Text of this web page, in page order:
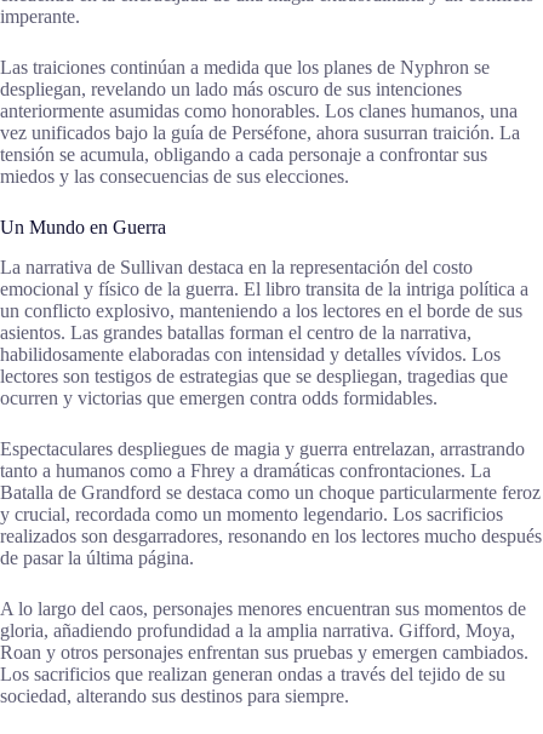
imperante.
Las traiciones continúan a medida que los planes de Nyphron se
despliegan, revelando un lado más oscuro de sus intenciones
anteriormente asumidas como honorables. Los clanes humanos, una
vez unificados bajo la guía de Perséfone, ahora susurran traición. La
tensión se acumula, obligando a cada personaje a confrontar sus
miedos y las consecuencias de sus elecciones.
Un Mundo en Guerra
La narrativa de Sullivan destaca en la representación del costo
emocional y físico de la guerra. El libro transita de la intriga política a
un conflicto explosivo, manteniendo a los lectores en el borde de sus
asientos. Las grandes batallas forman el centro de la narrativa,
habilidosamente elaboradas con intensidad y detalles vívidos. Los
lectores son testigos de estrategias que se despliegan, tragedias que
ocurren y victorias que emergen contra odds formidables.
Espectaculares despliegues de magia y guerra entrelazan, arrastrando
tanto a humanos como a Fhrey a dramáticas confrontaciones. La
Batalla de Grandford se destaca como un choque particularmente feroz
y crucial, recordada como un momento legendario. Los sacrificios
realizados son desgarradores, resonando en los lectores mucho después
de pasar la última página.
A lo largo del caos, personajes menores encuentran sus momentos de
gloria, añadiendo profundidad a la amplia narrativa. Gifford, Moya,
Roan y otros personajes enfrentan sus pruebas y emergen cambiados.
Los sacrificios que realizan generan ondas a través del tejido de su
sociedad, alterando sus destinos para siempre.